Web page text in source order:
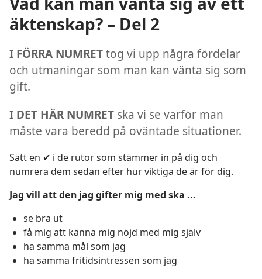
äktenskap? – Del 2
I FÖRRA NUMRETtog vi upp några fördelar
och utmaningar som man kan vänta sig som
gift.
I DET HÄR NUMRET ska vi se varför man
måste vara beredd på oväntade situationer.
Sätt en ✔ i de rutor som stämmer in på dig och
numrera dem sedan efter hur viktiga de är för dig.
Jag vill att den jag gifter mig med ska ...
se bra ut
få mig att känna mig nöjd med mig själv
ha samma mål som jag
ha samma fritidsintressen som jag